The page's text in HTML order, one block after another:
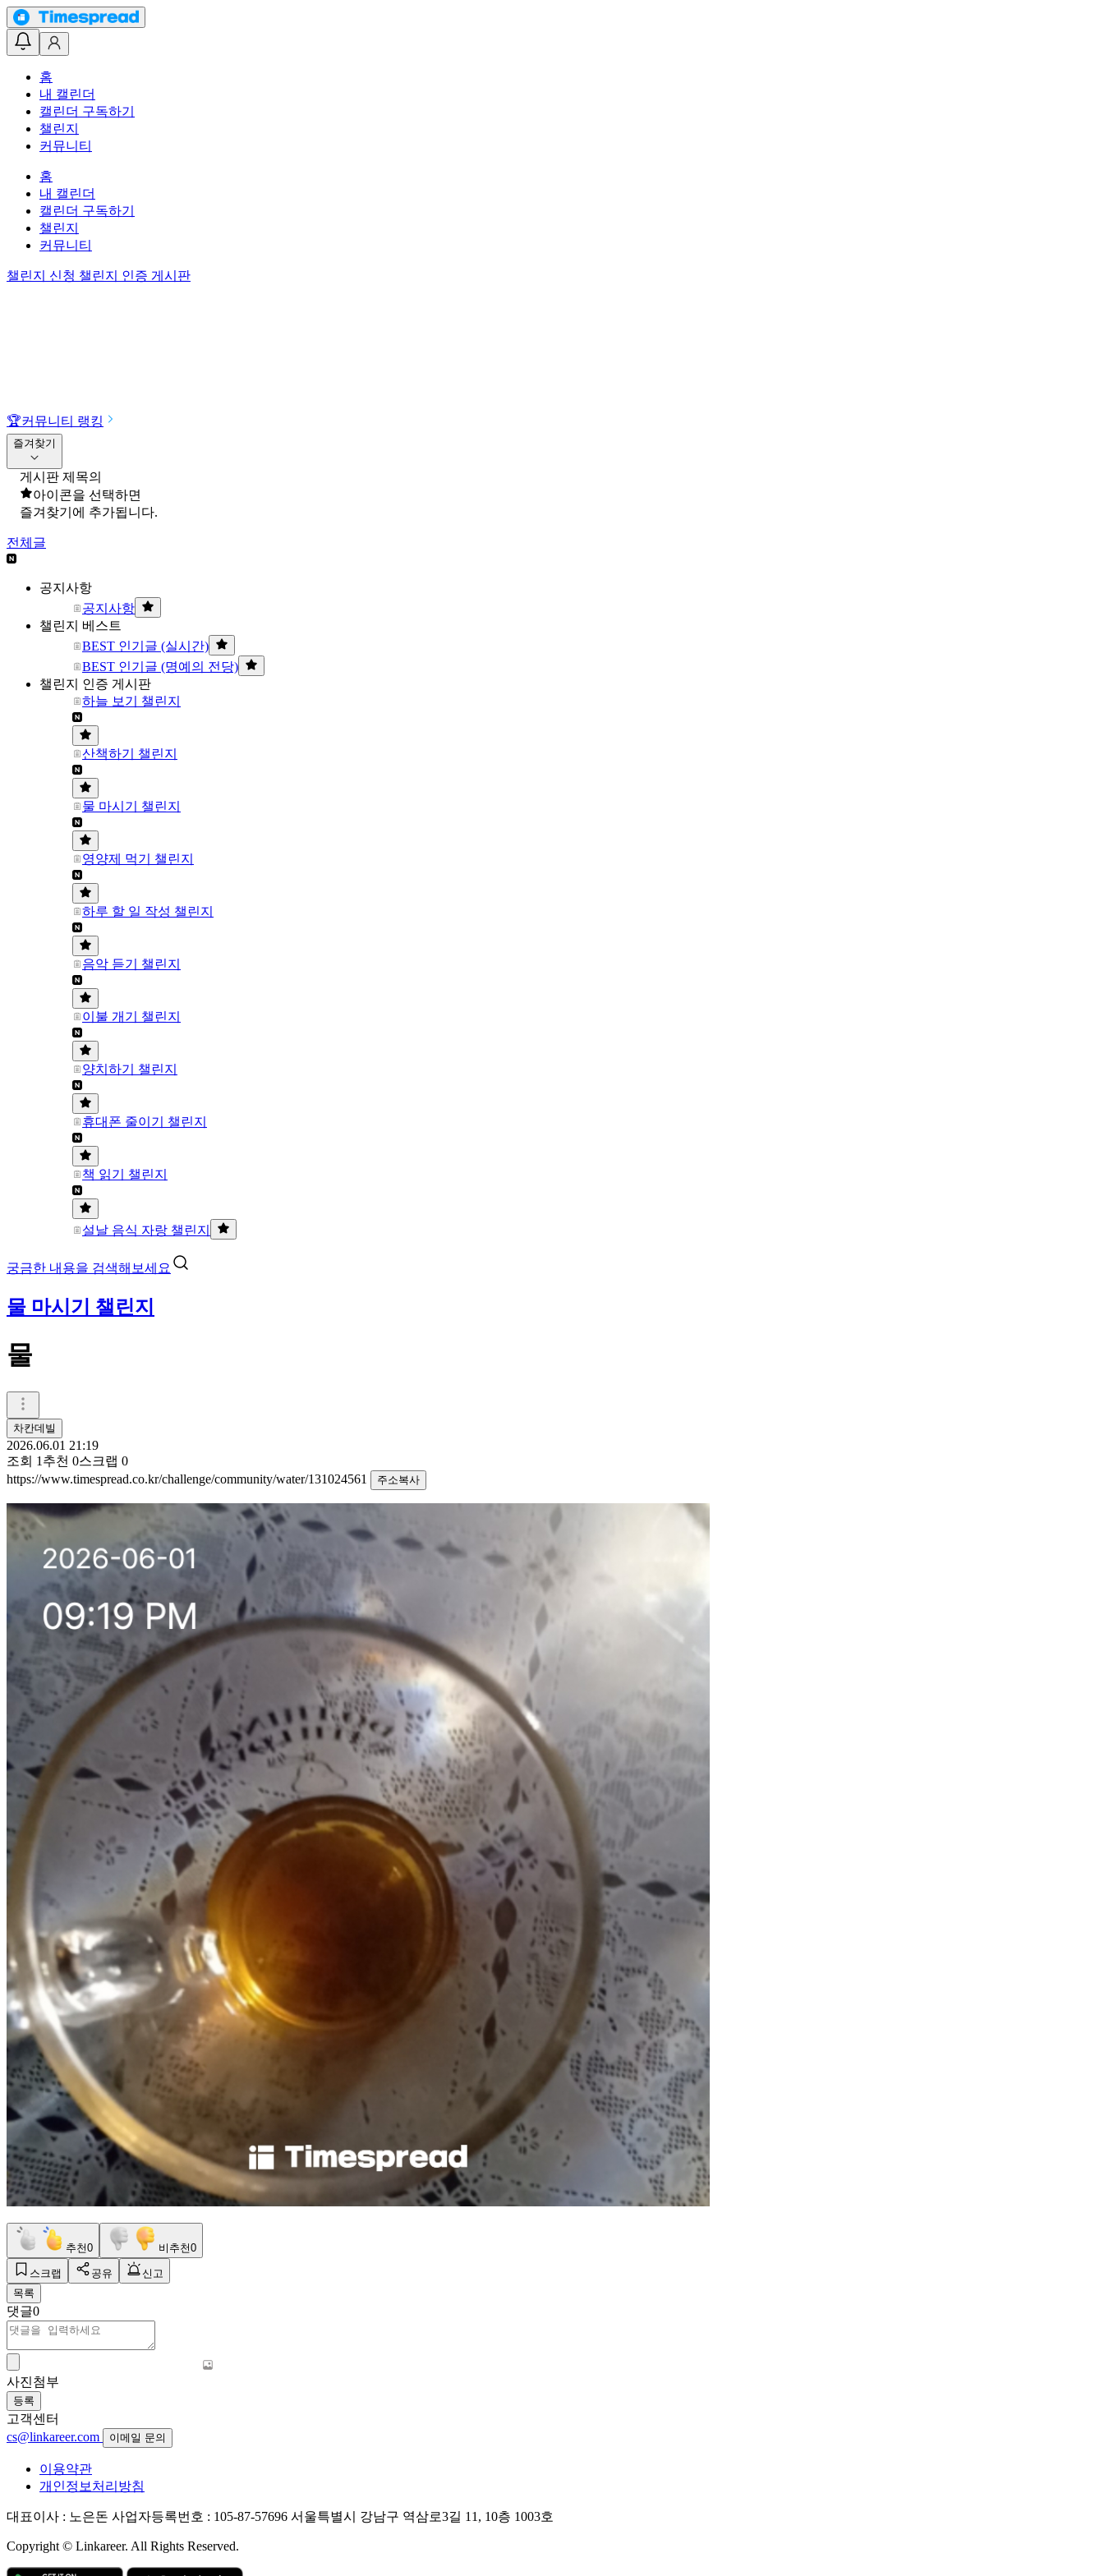
홈
내 캘린더
캘린더 구독하기
챌린지
커뮤니티
홈
내 캘린더
캘린더 구독하기
챌린지
커뮤니티
챌린지 신청 챌린지 인증 게시판
🏆커뮤니티 랭킹
즐겨찾기
게시판 제목의
아이콘을 선택하면
즐겨찾기에 추가됩니다.
전체글
공지사항
공지사항
챌린지 베스트
BEST 인기글 (실시간)
BEST 인기글 (명예의 전당)
챌린지 인증 게시판
하늘 보기 챌린지
산책하기 챌린지
물 마시기 챌린지
영양제 먹기 챌린지
하루 할 일 작성 챌린지
음악 듣기 챌린지
이불 개기 챌린지
양치하기 챌린지
휴대폰 줄이기 챌린지
책 읽기 챌린지
설날 음식 자랑 챌린지
궁금한 내용을 검색해보세요
물 마시기 챌린지
물
차칸데빌
2026.06.01 21:19
조회 1 추천 0스크랩 0
https://www.timespread.co.kr/challenge/community/water/131024561
주소복사
추천0 비추천0
스크랩 공유
신고
목록
댓글0
사진첨부
등록
고객센터
cs@linkareer.com
이메일 문의
이용약관
개인정보처리방침
대표이사 : 노은돈 사업자등록번호 : 105-87-57696 서울특별시 강남구 역삼로3길 11, 10층 1003호
Copyright © Linkareer. All Rights Reserved.